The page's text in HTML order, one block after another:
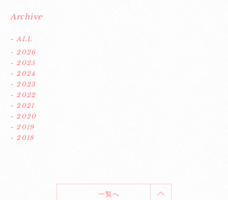
Archive
- ALL
- 2026
- 2025
- 2024
- 2023
- 2022
- 2021
- 2020
- 2019
- 2018
一覧へ